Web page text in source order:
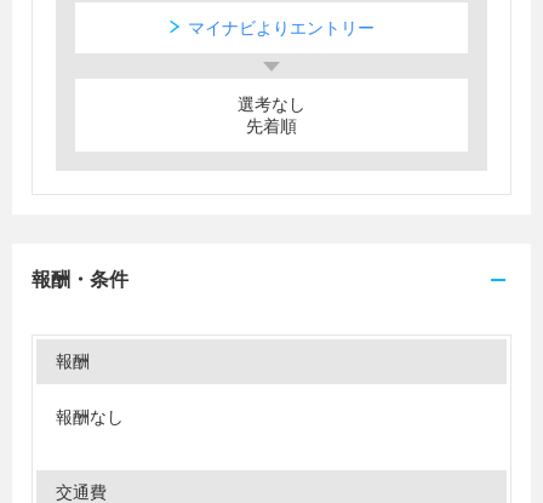
マイナビよりエントリー
選考なし
先着順
報酬・条件
報酬
報酬なし
交通費